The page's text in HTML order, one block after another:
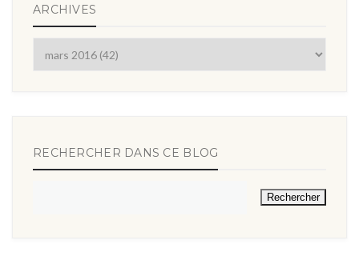
ARCHIVES
RECHERCHER DANS CE BLOG